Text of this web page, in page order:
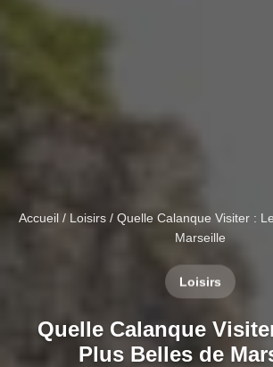
Accueil/ Loisirs/ Quelle Calanque Visiter :
Marseille
Loisirs
Quelle Calanque
Plus Belles de